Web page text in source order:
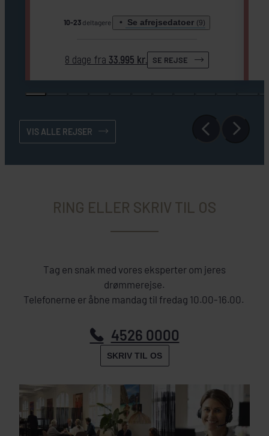
10-23 deltagere Se afrejsedatoer (9)
8 dage fra33.995 kr. SE REJSE
VIS ALLE REJSER
RING ELLER SKRIV TIL OS
Tag en snak med vores eksperter om jeres
drømmerejse.
Telefonerne er åbne mandag til fredag 10.00-16.00.
4526 0000
SKRIV TIL OS